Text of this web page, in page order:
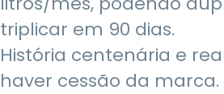
triplicar em 90 dias.
História centenária e
haver cessão da marca.